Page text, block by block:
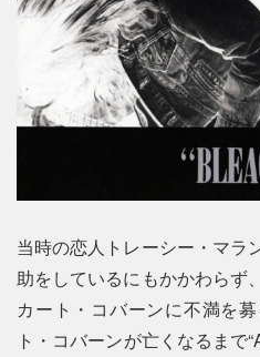
当時の恋人トレーシー・マラ
助をしているにもかかわらず
カート・コバーンに不満を
ト・コバーンが亡くなるまで